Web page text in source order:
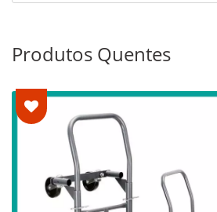
Produtos Quentes